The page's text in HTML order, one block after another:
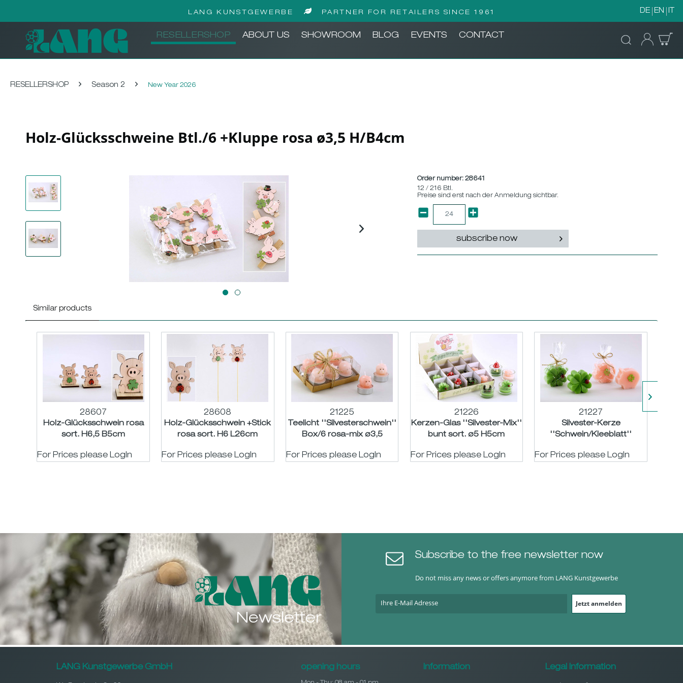
LANG KUNSTGEWERBE PARTNER FOR RETAILERS SINCE 1961 DE EN IT
RESELLERSHOP ABOUT US SHOWROOM BLOG EVENTS CONTACT
RESELLERSHOP Season 2 New Year 2026
Holz-Glücksschweine Btl./6 +Kluppe rosa ø3,5 H/B4cm
Order number:28641
12 / 216 Btl.
Preise sind erst nach der Anmeldung sichtbar.
subscribe now
Similar products
28607
Holz-Glücksschwein rosa
sort. H6,5 B5cm
For Prices please LogIn
28608
Holz-Glücksschwein +Stick
rosa sort. H6 L26cm
For Prices please LogIn
21225
Teelicht ''Silvesterschwein''
Box/6 rosa-mix ø3,5
For Prices please LogIn
21226
Kerzen-Glas ''Silvester-Mix''
bunt sort. ø5 H5cm
For Prices please LogIn
21227
Silvester-Kerze
''Schwein/Kleeblatt''
For Prices please LogIn
Newsletter
Subscribe to the free newsletter now
Do not miss any news or offers anymore from LANG Kunstgewerbe
Jetzt anmelden
LANG Kunstgewerbe GmbH opening hours Information Legal Information